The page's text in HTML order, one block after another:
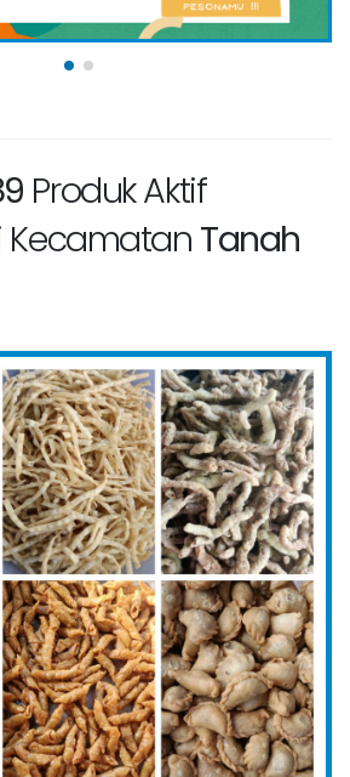
Produk Aktif
Kecamatan Tanah